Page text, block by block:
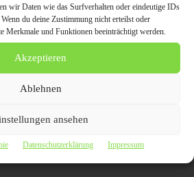
wir Daten wie das Surfverhalten oder eindeutige IDs
du deine Zustimmung nicht erteilst oder
Merkmale und Funktionen beeinträchtigt werden.
Akzeptieren
Ablehnen
ansehen
Datenschutzerklärung Impressum
El-lahib
0
engel.de